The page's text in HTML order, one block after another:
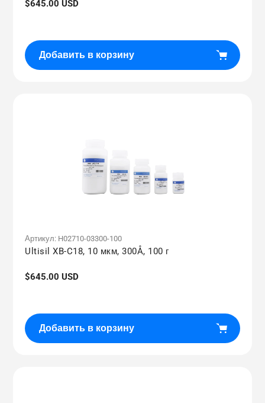
Обычная
$645.00 USD
Добавить в корзину
Артикул: H02710-03300-100
Ultisil XB-C18, 10 мкм, 300Å, 100 г
Обычная
$645.00 USD
Добавить в корзину